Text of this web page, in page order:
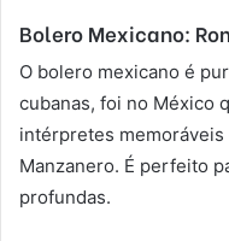
Bolero Mexicano:
O bolero mexicano é
cubanas, foi no México
intérpretes
Manzanero. É perfeito
profundas.